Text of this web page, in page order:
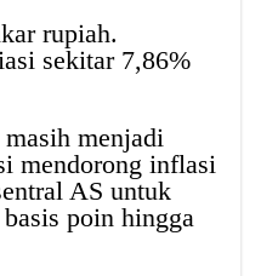
rupiah.
sekitar 7,86%
menjadi
mendorong inflasi
AS untuk
poin hingga